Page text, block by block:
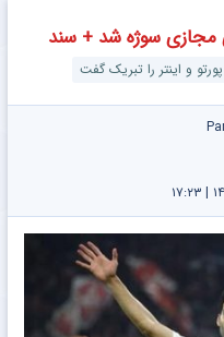
مجازی سوژه شد + سند
و اینتر را تبریک گفت